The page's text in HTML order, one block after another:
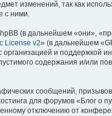
изменений, так как
с ними.
(в дальнейшем «они»,
License v2» (в дальнейшем
и поддержкой
содержания и/или
сообщений,
для форумов «Блог о
отключению от